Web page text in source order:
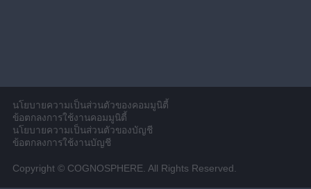
นโยบายความเป็นส่วนตัวของคอมมูนิตี้
ข้อตกลงการใช้งานคอมมูนิตี้
นโยบายความเป็นส่วนตัวของบัญชี
ข้อตกลงการใช้งานบัญชี
Copyright © COGNOSPHERE. All Rights Reserved.